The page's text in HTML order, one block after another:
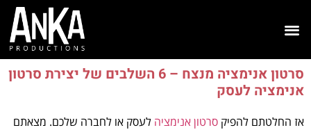
סרטון אנימציה מנצח – 6 השלבים של יצירת סרטון
אנימציה לעסק
אז החלטתם להפיק סרטון אנימציה לעסק או לחברה שלכם. מצאתם